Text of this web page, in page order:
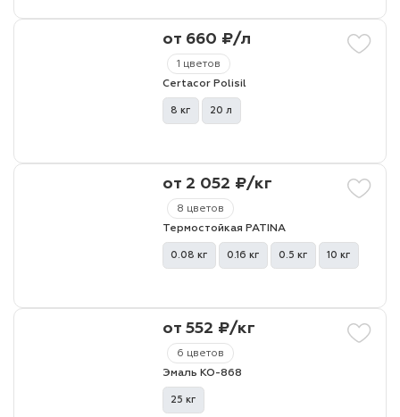
1 цветов
от 660 ₽/л
Certacor Polisil
8 кг 20 л
8 цветов
от 2 052 ₽/кг
Термостойкая PATINA
0.08 кг 0.16 кг 0.5 кг 10 кг
6 цветов
от 552 ₽/кг
Эмаль КО-868
25 кг